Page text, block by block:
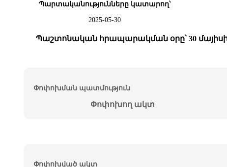
Պարտականությունները կատարող՝
2025-05-30
Պաշտոնական հրապարակման օրը՝ 30 մայիսի
Փոփոխման պատմություն
Փոփոխող ակտ
Փոփոխված ակտ